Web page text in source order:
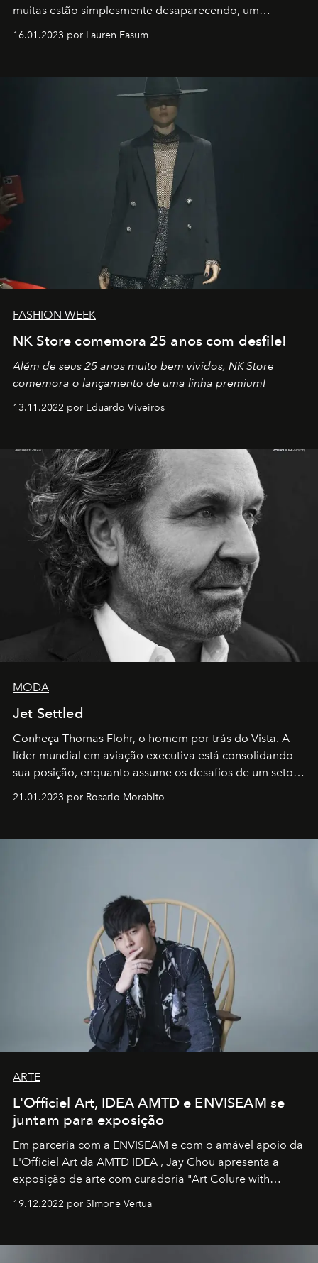
muitas estão simplesmente desaparecendo, um
transportador AMTD abrindo caminho para muitos
por propósitos, com um claro senso de missão na vida e
16.01.2023 por Lauren Easum
FASHION WEEK
NK Store comemora 25 anos com desfile!
Além de seus 25 anos muito bem vividos, NK Store
comemora o lançamento de uma linha premium!
13.11.2022 por Eduardo Viveiros
MODA
Jet Settled
Conheça Thomas Flohr, o homem por trás do Vista. A
líder mundial em aviação executiva está consolidando
sua posição, enquanto assume os desafios de um setor
21.01.2023 por Rosario Morabito
ARTE
L'Officiel Art, IDEA AMTD e ENVISEAM se
juntam para exposição
Em parceria com a ENVISEAM e com o amável apoio da
L'Officiel Art da AMTD IDEA , Jay Chou apresenta a
exposição de arte com curadoria "Art Colure with
19.12.2022 por SImone Vertua